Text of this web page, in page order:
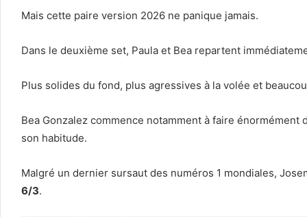
Mais cette paire version 2026 ne panique jamais.
Dans le deuxième set, Paula et Bea repartent
Plus solides du fond, plus agressives à la volée et
Bea Gonzalez commence notamment à faire
son habitude.
Malgré un dernier sursaut des numéros 1 mondiales,
6/3.